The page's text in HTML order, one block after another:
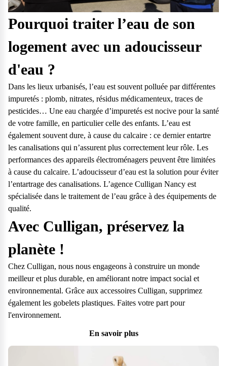
Pourquoi traiter l’eau de son
logement avec un adoucisseur
d'eau ?
Dans les lieux urbanisés, l’eau est souvent polluée par différentes
impuretés : plomb, nitrates, résidus médicamenteux, traces de
pesticides… Une eau chargée d’impuretés est nocive pour la santé
de votre famille, en particulier celle des enfants. L’eau est
également souvent dure, à cause du calcaire : ce dernier entartre
les canalisations qui n’assurent plus correctement leur rôle. Les
performances des appareils électroménagers peuvent être limitées
à cause du calcaire. L’adoucisseur d’eau est la solution pour éviter
l’entartrage des canalisations. L’agence Culligan Nancy est
spécialisée dans le traitement de l’eau grâce à des équipements de
qualité.
Avec Culligan, préservez la
planète !
Chez Culligan, nous nous engageons à construire un monde
meilleur et plus durable, en améliorant notre impact social et
environnemental. Grâce aux accessoires Culligan, supprimez
également les gobelets plastiques. Faites votre part pour
l'environnement.
En savoir plus